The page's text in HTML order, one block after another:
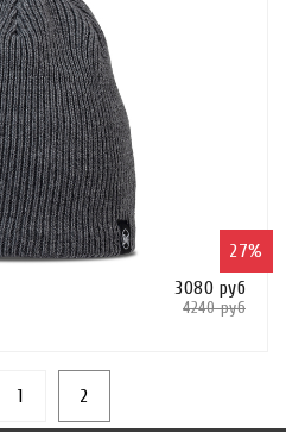
3080 руб
4240 руб
27%
КОРЗИНУ
1 2